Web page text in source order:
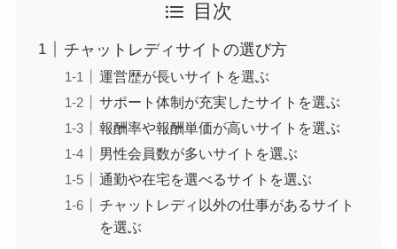
目次
チャットレディサイトの選び方
運営歴が長いサイトを選ぶ
サポート体制が充実したサイトを選ぶ
報酬率や報酬単価が高いサイトを選ぶ
男性会員数が多いサイトを選ぶ
通勤や在宅を選べるサイトを選ぶ
チャットレディ以外の仕事があるサイト
を選ぶ